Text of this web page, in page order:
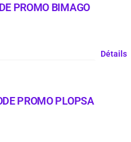
PROMO BIMAGO
Détails
PROMO PLOPSA